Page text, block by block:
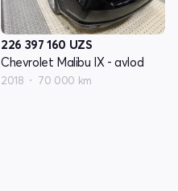
226 397 160 UZS
Chevrolet Malibu IX - avlod
2018 70 000 km